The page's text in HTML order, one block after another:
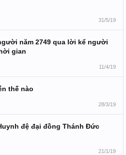
31/5/19
năm 2749 qua lời kể người
gian
11/4/19
thế nào
28/3/19
đệ đại đồng Thánh Đức
21/1/19